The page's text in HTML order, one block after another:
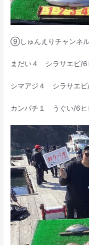
⑨しゅんえりチャンネ
まだい４ シラサエビ/6
シマアジ４ シラサエビ
カンパチ１ うぐい/6ヒ